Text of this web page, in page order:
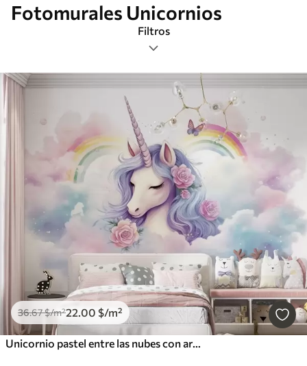
Fotomurales Unicornios
Filtros
Etiquetas
Formato de imagen
Paleta de colores
Inteligente
Borrar todos los filtros
36.67$/m²22.00 $/m²
Unicornio pastel entre las nubes con arcoíris y rosas